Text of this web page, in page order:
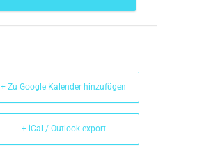
+ Zu Google Kalender hinzufügen
+ iCal / Outlook export